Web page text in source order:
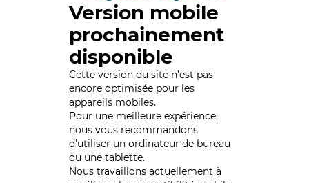
Version mobile
prochainement
disponible
Cette version du site n’est pas
encore optimisée pour les
appareils mobiles.
Pour une meilleure expérience,
nous vous recommandons
d'utiliser un ordinateur de bureau
ou une tablette.
Nous travaillons actuellement à